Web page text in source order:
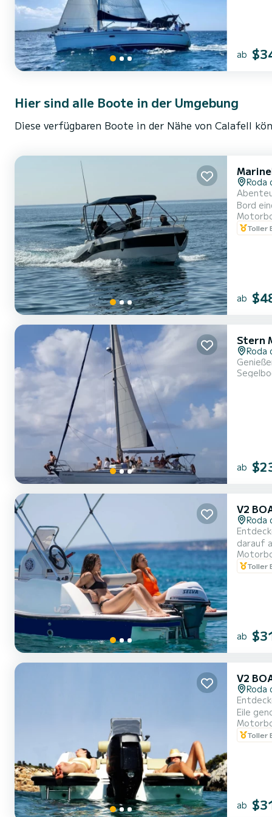
ab
Hier sind alle Boote in der Umgebung
Diese verfügbaren Boote in der Nähe von Calafell
Roda
Bord
Toller
ab
Stern
Roda
ab
V2
Roda
darauf
Aperitif
Toller
ab
V2
Roda
Eile
Toller
ab